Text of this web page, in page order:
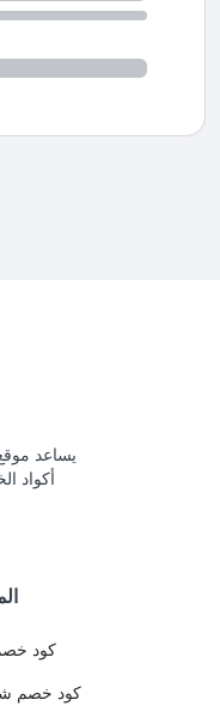
يساعد
أكواد
كود
كود خصم